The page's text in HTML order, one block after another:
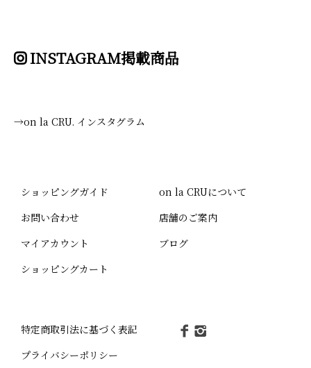
INSTAGRAM掲載商品
→on la CRU. インスタグラム
ショッピングガイド
お問い合わせ
マイアカウント
ショッピングカート
on la CRUについて
店舗のご案内
ブログ
特定商取引法に基づく表記
プライバシーポリシー